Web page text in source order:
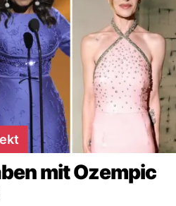
mit Ozempic